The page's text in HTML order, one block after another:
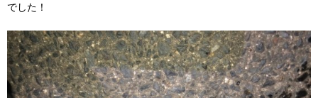
でした！